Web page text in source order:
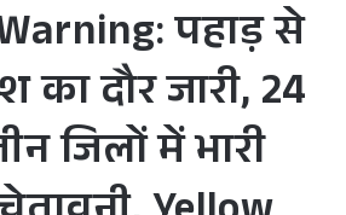
पहाड़ से
का दौर जारी, 24
जिलों में भारी